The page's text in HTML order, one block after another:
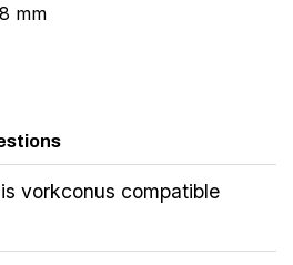
mm
vorkconus compatible